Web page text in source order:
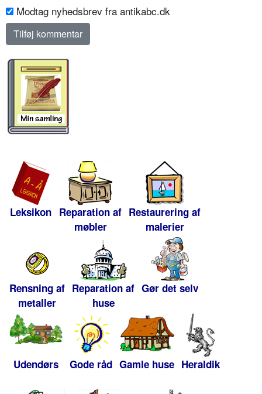
Modtag nyhedsbrev fra antikabc.dk
Leksikon Reparation af
møbler
Restaurering af
malerier
Rensning af
metaller
Reparation af
huse
Gør det selv
Udendørs Gode råd Gamle huse Heraldik